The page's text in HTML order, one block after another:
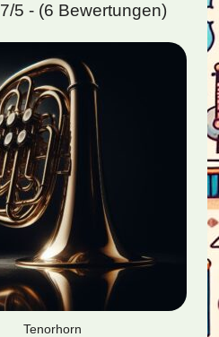
5 - (6 Bewertungen)
Tenorhorn